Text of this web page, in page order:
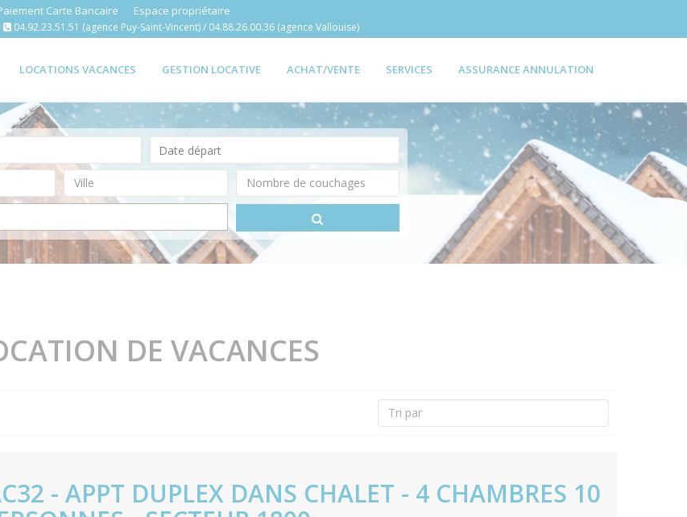
Carte Bancaire Espace propriétaire
04.92.23.51.51 (agence Puy-Saint-Vincent) / 04.88.26.00.36 (agence Vallouise)
LOCATIONS VACANCES GESTION LOCATIVE ACHAT/VENTE SERVICES ASSURANCE ANNULATION
DE VACANCES
- APPT DUPLEX DANS CHALET - 4 CHAMBRES 10